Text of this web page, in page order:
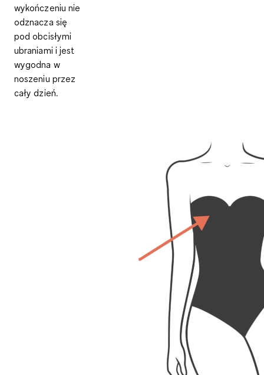
wykończeniu nie
odznacza się
pod obcisłymi
ubraniami i jest
wygodna w
noszeniu przez
cały dzień.